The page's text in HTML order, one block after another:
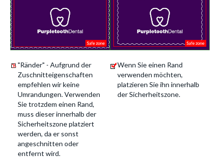
"Ränder" - Aufgrund der
Zuschnitteigenschaften
empfehlen wir keine
Umrandungen. Verwenden
Sie trotzdem einen Rand,
muss dieser innerhalb der
Sicherheitszone platziert
werden, da er sonst
angeschnitten oder
entfernt wird.
Wenn Sie einen Rand
verwenden möchten,
platzieren Sie ihn innerhalb
der Sicherheitszone.